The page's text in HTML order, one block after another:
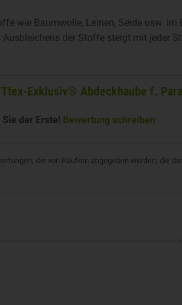
wie Baumwolle, Leinen, Seide usw.
der Stoffe steigt mit jeder
Exklusiv® Abdeckhaube f.
der Erste! Bewertung schreiben
die von Käufern abgegeben wurden, die